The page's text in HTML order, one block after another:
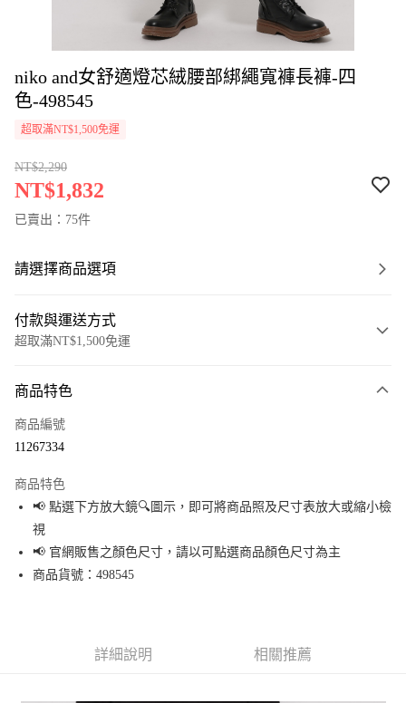
niko and女舒適燈芯絨腰部綁繩寬褲長褲-四
色-498545
超取滿NT$1,500免運
NT$2,290
NT$1,832
已賣出：75件
請選擇商品選項
付款與運送方式
超取滿NT$1,500免運
信用卡一次付款
Apple Pay
街口支付
悠遊付
商品特色
商品編號
11267334
商品特色
📢 點選下方放大鏡🔍圖示，即可將商品照及尺寸表放大或縮小檢
視
📢 官網販售之顏色尺寸，請以可點選商品顏色尺寸為主
商品貨號：498545
詳細說明 相關推薦